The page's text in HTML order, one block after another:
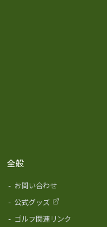
全般
- お問い合わせ
- 公式グッズ
- ゴルフ関連リンク